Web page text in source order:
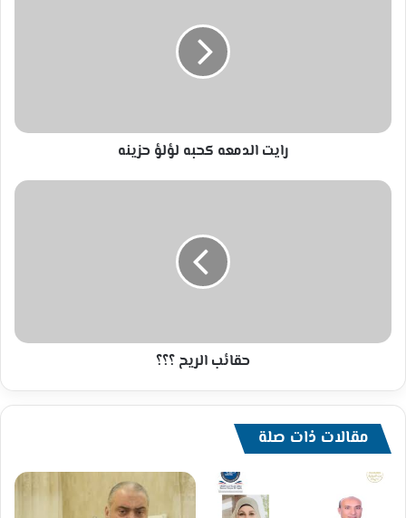
رايت الدمعه كحبه لؤلؤ حزينه
حقائب
حقائب الريح ؟؟؟
مقالات ذات صلة